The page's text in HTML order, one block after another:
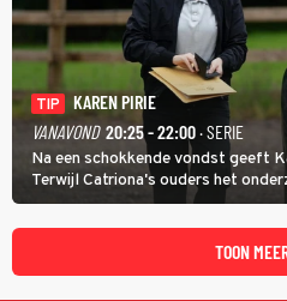
TIP
KAREN PIRIE
VANAVOND 20:25 - 22:00· SERIE
Na een schokkende vondst geeft
Terwijl Catriona's ouders het
speuren naar Adam. In deze
spoor via Frankrijk en Italië naar
TOON